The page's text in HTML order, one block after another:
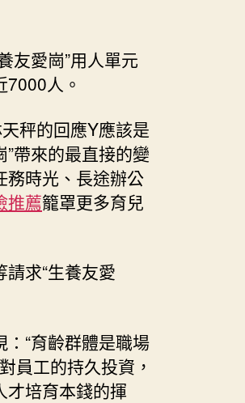
友愛崗”用人單元
人。
秤的回應Y應該是
帶來的最直接的變
務時光、長途辦公
推薦籠罩更多育兒
求“生養友愛
“育齡群體是職場
員工的持久投資，
才培育本錢的揮